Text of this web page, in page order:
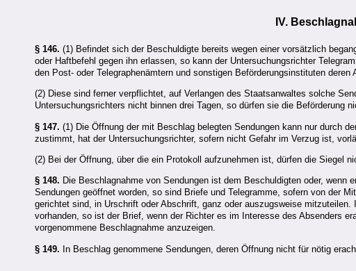
IV.
§ 146. (1) Befindet sich der Beschuldigte bereits wegen einer vorsätzlich
oder Haftbefehl gegen ihn erlassen, so kann der Untersuchungsrichter
den Post- oder Telegraphenämtern und sonstigen Beförderungsinstituten
(2) Diese sind ferner verpflichtet, auf Verlangen des Staatsanwaltes solche
Untersuchungsrichters nicht binnen drei Tagen, so dürfen sie die Beförderung
§ 147. (1) Die Öffnung der mit Beschlag belegten Sendungen kann nur durch
zustimmt, hat der Untersuchungsrichter, sofern nicht Gefahr im Verzug ist,
(2) Bei der Öffnung, über die ein Protokoll aufzunehmen ist, dürfen die Siegel
§ 148. Die Beschlagnahme von Sendungen ist dem Beschuldigten oder,
Sendungen geöffnet worden, so sind Briefe und Telegramme, sofern von der
gerichtet sind, in Urschrift oder Abschrift, ganz oder auszugsweise
vorhanden, so ist der Brief, wenn der Richter es im Interesse des Absenders
vorgenommene Beschlagnahme anzuzeigen.
§ 149. In Beschlag genommene Sendungen, deren Öffnung nicht für nötig